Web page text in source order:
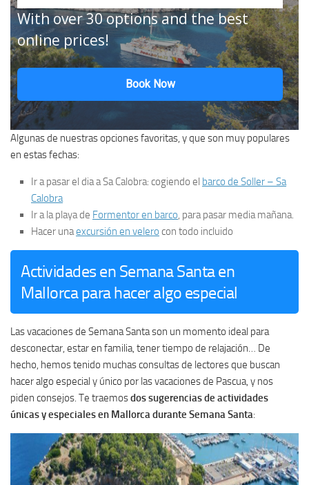
With over 30 options and the best
online prices!
Book Now
Algunas de nuestras opciones favoritas, y que son muy populares
en estas fechas:
Ir a pasar el dia a Sa Calobra: cogiendo el barco de Soller – Sa
Calobra
Ir a la playa de Formentor en barco, para pasar media mañana.
Hacer unaexcursión en velero con todo incluido
Actividades en Semana Santa en
Mallorca para hacer algo especial
Las vacaciones de Semana Santa son un momento ideal para
desconectar, estar en familia, tener tiempo de relajación… De
hecho, hemos tenido muchas consultas de lectores que buscan
hacer algo especial y único por las vacaciones de Pascua, y nos
piden consejos. Te traemosdos sugerencias de actividades
únicas y especiales en Mallorca durante Semana Santa: